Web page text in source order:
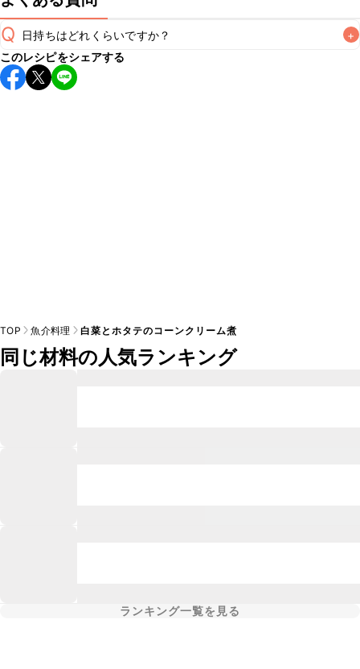
Q 日持ちはどれくらいですか？ +
保存期間は冷蔵で翌日中が目安です。なるべくお早めにお召
し上がりください。
このレシピをシェアする
TOP 魚介料理 白菜とホタテのコーンクリーム煮
同じ材料の人気ランキング
ランキング一覧を見る